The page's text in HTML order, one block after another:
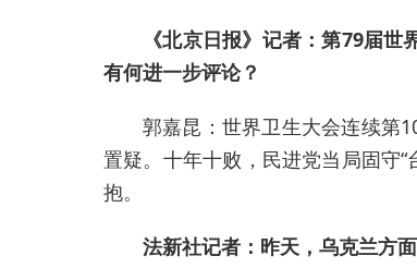
《北京日报》记者：第79届
有何进一步评论？
郭嘉昆：世界卫生大会连续第
置疑。十年十败，民进党当局固守
抱。
法新社记者：昨天，乌克兰方